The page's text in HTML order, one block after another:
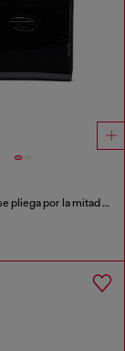
Cartera que se pliega por la mitad de poliuretano brillante